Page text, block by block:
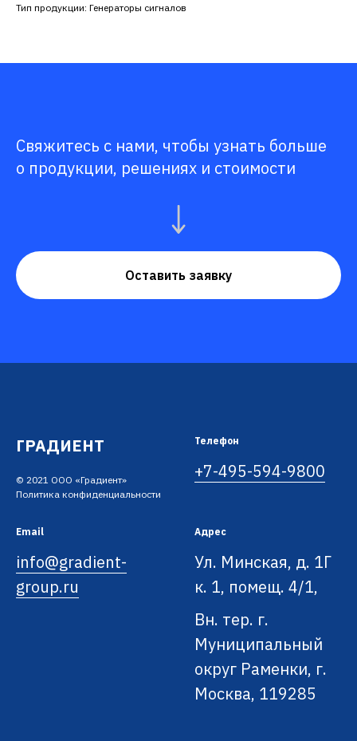
Тип продукции: Генераторы сигналов
Свяжитесь с нами, чтобы узнать больше
о продукции, решениях и стоимости
Оставить заявку
ГРАДИЕНТ
© 2021 ООО «Градиент»
Политика конфиденциальности
Телефон
+7-495-594-9800
Email
info@gradient-
group.ru
Адрес
Ул. Минская, д. 1Г
к. 1, помещ. 4/1,
Вн. тер. г.
Муниципальный
округ Раменки, г.
Москва, 119285